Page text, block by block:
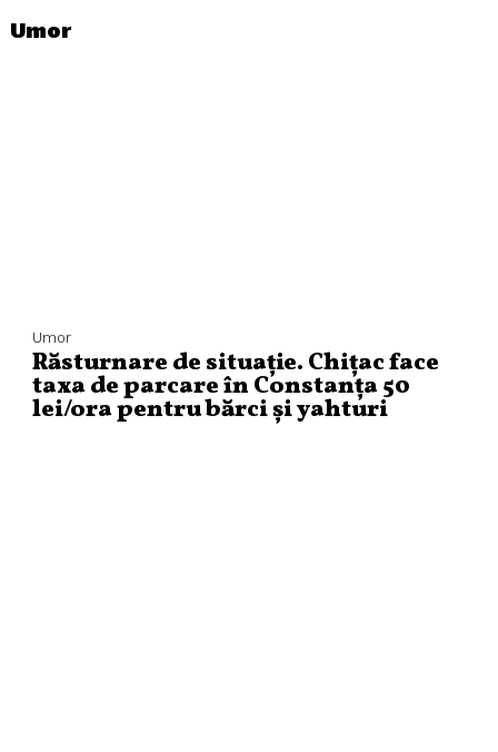
Umor
Umor
Răsturnare de situație. Chițac face
taxa de parcare în Constanța 50
lei/ora pentru bărci și yahturi